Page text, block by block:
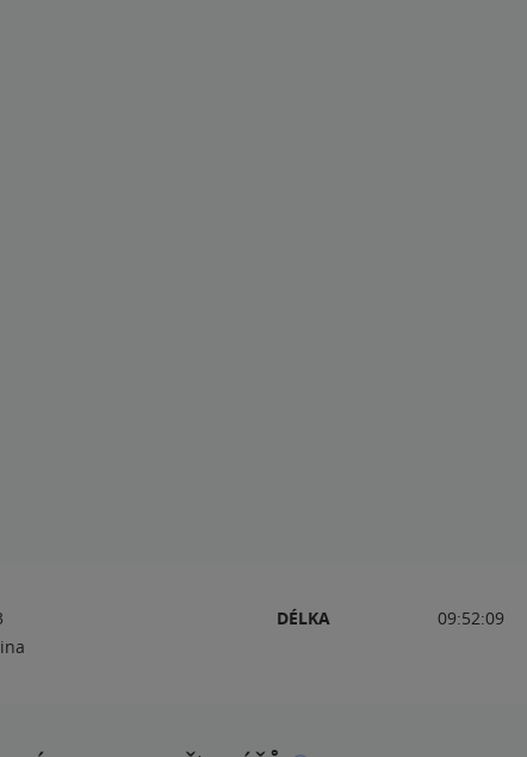
DÉLKA 09:52:09